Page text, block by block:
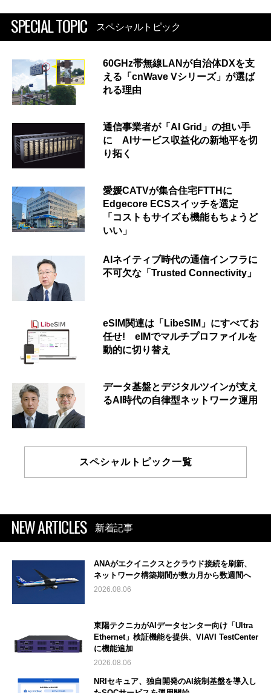
SPECIAL TOPIC スペシャルトピック
60GHz帯無線LANが自治体DXを支
える「cnWave Vシリーズ」が選ば
れる理由
通信事業者が「AI Grid」の担い手
に AIサービス収益化の新地平を切
り拓く
愛媛CATVが集合住宅FTTHに
Edgecore ECSスイッチを選定
「コストもサイズも機能もちょうど
いい」
AIネイティブ時代の通信インフラに
不可欠な「Trusted Connectivity」
eSIM関連は「LibeSIM」にすべてお
任せ! eIMでマルチプロファイルを
動的に切り替え
データ基盤とデジタルツインが支え
るAI時代の自律型ネットワーク運用
スペシャルトピック一覧
NEW ARTICLES 新着記事
ANAがエクイニクスとクラウド接続を刷新、
ネットワーク構築期間が数カ月から数週間へ
2026.08.06
東陽テクニカがAIデータセンター向け「Ultra
Ethernet」検証機能を提供、VIAVI TestCenter
に機能追加
2026.08.06
NRIセキュア、独自開発のAI統制基盤を導入し